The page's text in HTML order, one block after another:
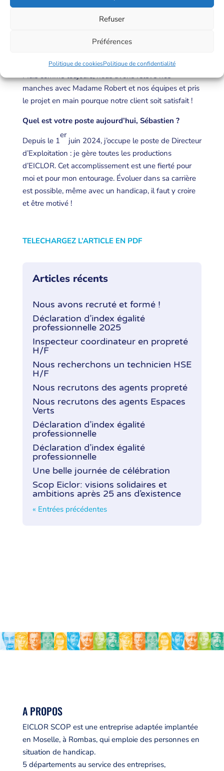
Refuser
Préférences
Politique de cookiesPolitique de confidentialité
Et à présent, quelle est votre principale
En novembre 2023, il y a le démarrage de Conibi. Ce
du Directeur Technique en charge de cette activité.
Mais comme toujours, nous avons relevé nos
manches avec Madame Robert et nos équipes et pris
le projet en main pourque notre client soit satisfait !
Quel est votre poste aujourd’hui, Sébastien ?
Depuis le 1
er
juin 2024, j’occupe le poste de Directeur
d’Exploitation : je gère toutes les productions
d’EICLOR. Cet accomplissement est une fierté pour
moi et pour mon entourage. Évoluer dans sa carrière
est possible, même avec un handicap, il faut y croire
et être motivé !
TELECHARGEZ L’ARTICLE EN PDF
Articles récents
Nous avons recruté et formé !
Déclaration d’index égalité
professionnelle 2025
Inspecteur coordinateur en propreté
H/F
Nous recherchons un technicien HSE
H/F
Nous recrutons des agents propreté
Nous recrutons des agents Espaces
Verts
Déclaration d’index égalité
professionnelle
Déclaration d’index égalité
professionnelle
Une belle journée de célébration
Scop Eiclor: visions solidaires et
ambitions après 25 ans d’existence
« Entrées précédentes
A PROPOS
EICLOR SCOP est une entreprise adaptée implantée
en Moselle, à Rombas, qui emploie des personnes en
situation de handicap.
5 départements au service des entreprises,